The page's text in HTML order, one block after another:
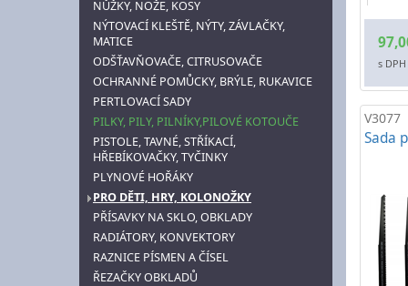
NŮŽKY, NOŽE, KOSY
NÝTOVACÍ KLEŠTĚ, NÝTY, ZÁVLAČKY,
MATICE
ODŠŤAVŇOVAČE, CITRUSOVAČE
OCHRANNÉ POMŮCKY, BRÝLE, RUKAVICE
PERTLOVACÍ SADY
PILKY, PILY, PILNÍKY,PILOVÉ KOTOUČE
PISTOLE, TAVNÉ, STŘÍKACÍ,
HŘEBÍKOVAČKY, TYČINKY
PLYNOVÉ HOŘÁKY
PRO DĚTI, HRY, KOLONOŽKY
PŘÍSAVKY NA SKLO, OBKLADY
RADIÁTORY, KONVEKTORY
RAZNICE PÍSMEN A ČÍSEL
ŘEZAČKY OBKLADŮ
s DPH
V3077
Sada